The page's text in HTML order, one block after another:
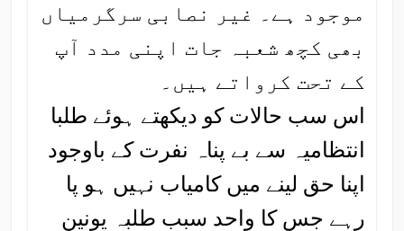
موجود ہے۔ غیر نصابی سرگرمیاں
بھی کچھ شعبہ جات اپنی مدد آپ
کے تحت کرواتے ہیں۔
اس سب حالات کو دیکھتے ہوئے طلبا
انتظامیہ سے بے پناہ نفرت کے باوجود
اپنا حق لینے میں کامیاب نہیں ہو پا
رہے جس کا واحد سبب طلبہ یونین